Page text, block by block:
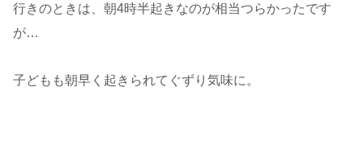
行きのときは、朝4時半起きなのが相当つらかったです
が…
子どもも朝早く起きられてぐずり気味に。